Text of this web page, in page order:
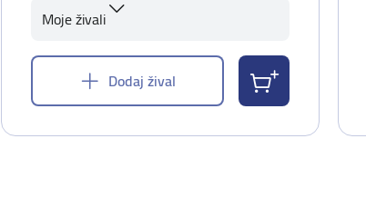
Moje živali
Dodaj žival